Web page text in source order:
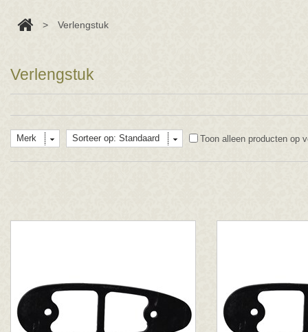
> Verlengstuk
Verlengstuk
Merk Sorteer op: Standaard Toon alleen producten op